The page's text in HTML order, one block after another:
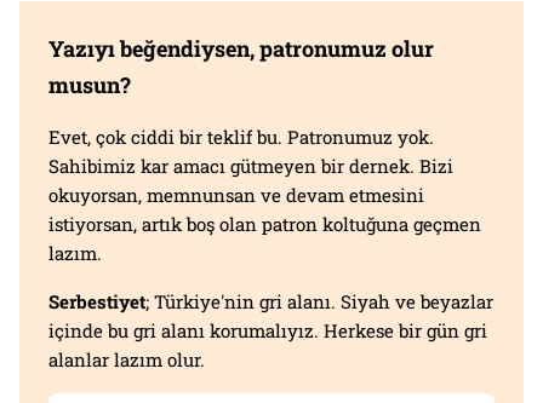
Yazıyı beğendiysen, patronumuz olur
musun?
Evet, çok ciddi bir teklif bu. Patronumuz yok.
Sahibimiz kar amacı gütmeyen bir dernek. Bizi
okuyorsan, memnunsan ve devam etmesini
istiyorsan, artık boş olan patron koltuğuna geçmen
lazım.
Serbestiyet; Türkiye'nin gri alanı. Siyah ve beyazlar
içinde bu gri alanı korumalıyız. Herkese bir gün gri
alanlar lazım olur.